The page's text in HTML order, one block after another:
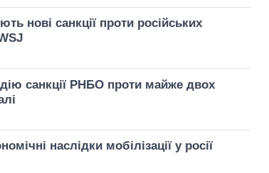
нові санкції проти російських
санкції РНБО проти майже двох
наслідки мобілізації у росії